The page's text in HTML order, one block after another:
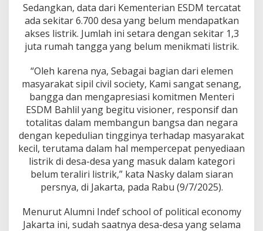
s
e
m
b
a
d
a
E
n
e
r
g
i
,
S
e
u
i
A
Sedangkan, data dari Kementerian ESDM tercatat
ada sekitar 6.700 desa yang belum mendapatkan
akses listrik. Jumlah ini setara dengan sekitar 1,3
juta rumah tangga yang belum menikmati listrik.
“Oleh karena nya, Sebagai bagian dari elemen
masyarakat sipil civil society, Kami sangat senang,
bangga dan mengapresiasi komitmen Menteri
ESDM Bahlil yang begitu visioner, responsif dan
totalitas dalam membangun bangsa dan negara
dengan kepedulian tingginya terhadap masyarakat
kecil, terutama dalam hal mempercepat penyediaan
listrik di desa-desa yang masuk dalam kategori
belum teraliri listrik,” kata Nasky dalam siaran
persnya, di Jakarta, pada Rabu (9/7/2025).
Menurut Alumni Indef school of political economy
Jakarta ini, sudah saat­nya desa-desa yang selama